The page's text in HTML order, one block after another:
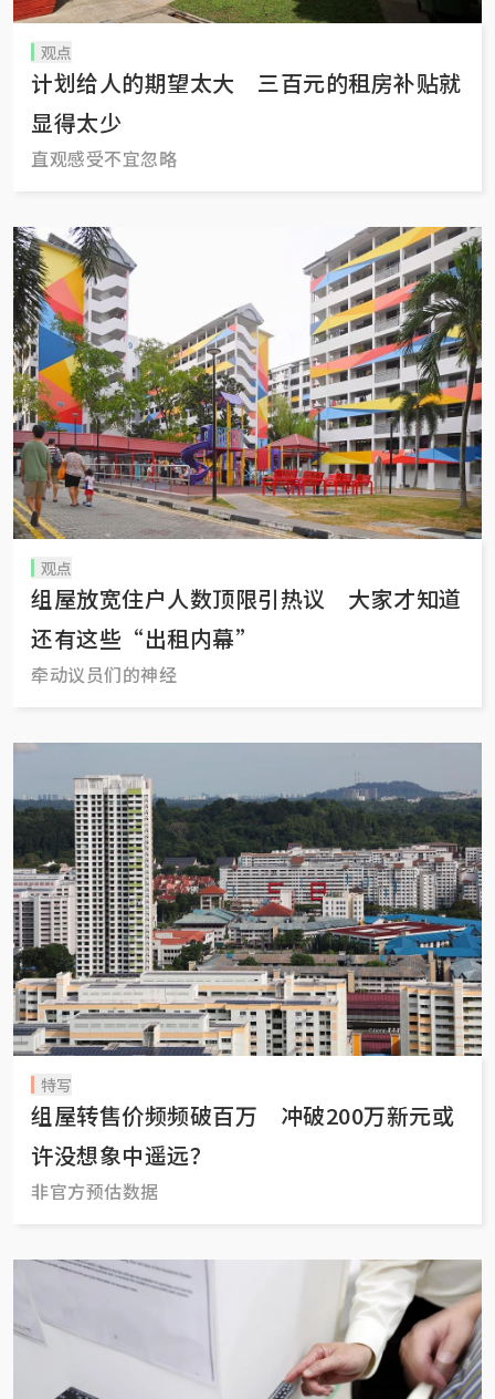
观点
计划给人的期望太大 三百元的租房补贴就
显得太少
直观感受不宜忽略
观点
组屋放宽住户人数顶限引热议 大家才知道
还有这些“出租内幕”
牵动议员们的神经
特写
组屋转售价频频破百万 冲破200万新元或
许没想象中遥远？
非官方预估数据